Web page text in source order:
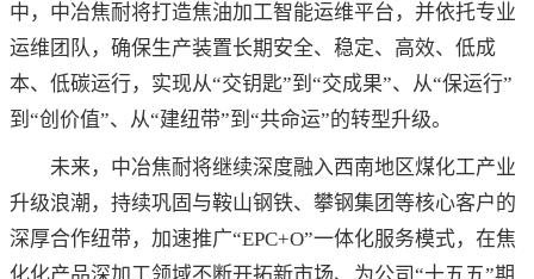
中，中冶焦耐将打造焦油加工智能运维平台，并依托专业
运维团队，确保生产装置长期安全、稳定、高效、低成
本、低碳运行，实现从“交钥匙”到“交成果”、从“保运行”
到“创价值”、从“建纽带”到“共命运”的转型升级。
未来，中冶焦耐将继续深度融入西南地区煤化工产业
升级浪潮，持续巩固与鞍山钢铁、攀钢集团等核心客户的
深厚合作纽带，加速推广“EPC+O”一体化服务模式，在焦